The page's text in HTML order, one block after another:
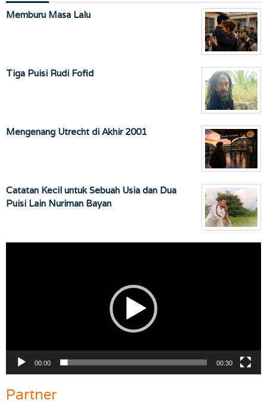
Memburu Masa Lalu
Tiga Puisi Rudi Fofid
Mengenang Utrecht di Akhir 2001
Catatan Kecil untuk Sebuah Usia dan Dua
Puisi Lain Nuriman Bayan
00:00 00:30
Partner